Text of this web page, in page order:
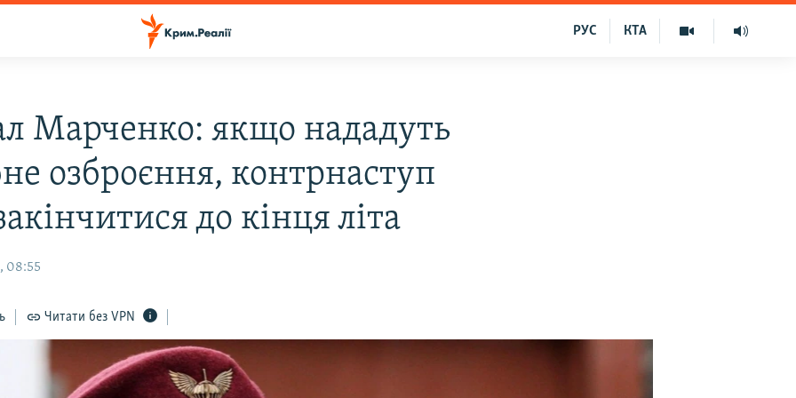
КТА
РУС
Марченко: якщо нададуть
озброєння, контрнаступ
до кінця літа
08:55
Читати без VPN